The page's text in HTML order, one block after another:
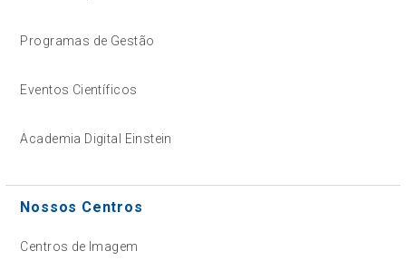
Programas de Gestão
Eventos Científicos
Academia Digital Einstein
Nossos Centros
Centros de Imagem